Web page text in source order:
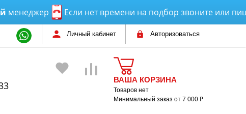
Если нет времени на подбор звоните или
Личный кабинет Авторизоваться
ВАША КОРЗИНА
Товаров нет
Минимальный заказ от 7 000 ₽